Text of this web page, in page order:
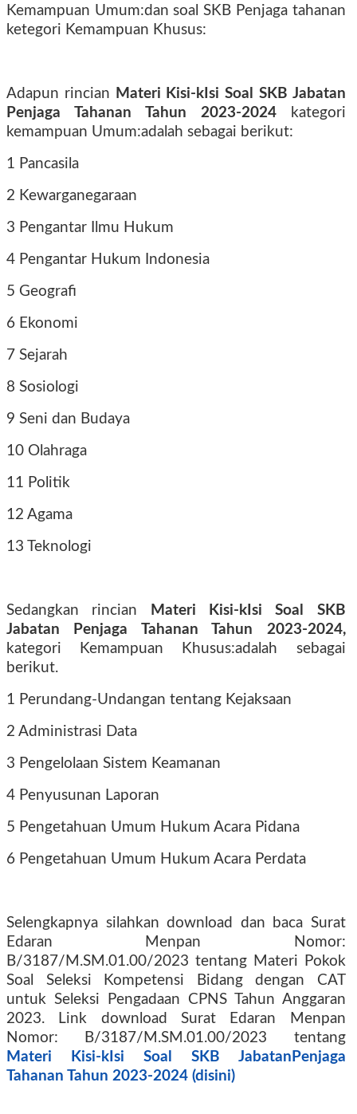
Kemampuan Umum:dan soal SKB Penjaga tahanan
ketegori Kemampuan Khusus:
Adapun rincian Materi Kisi-kIsi Soal SKB Jabatan
Penjaga Tahanan Tahun 2023-2024
kategori
kemampuan Umum:adalah sebagai berikut:
1 Pancasila
2 Kewarganegaraan
3 Pengantar Ilmu Hukum
4 Pengantar Hukum Indonesia
5 Geografi
6 Ekonomi
7 Sejarah
8 Sosiologi
9 Seni dan Budaya
10 Olahraga
11 Politik
12 Agama
13 Teknologi
Sedangkan rincian
Materi Kisi-kIsi Soal SKB
Jabatan Penjaga Tahanan Tahun 2023-2024,
kategori Kemampuan Khusus:adalah sebagai
berikut.
1 Perundang-Undangan tentang Kejaksaan
2 Administrasi Data
3 Pengelolaan Sistem Keamanan
4 Penyusunan Laporan
5 Pengetahuan Umum Hukum Acara Pidana
6 Pengetahuan Umum Hukum Acara Perdata
Selengkapnya silahkan download dan baca Surat
Edaran Menpan Nomor:
B/3187/M.SM.01.00/2023 tentang Materi Pokok
Soal Seleksi Kompetensi Bidang dengan CAT
untuk Seleksi Pengadaan CPNS Tahun Anggaran
2023. Link download Surat Edaran Menpan
Nomor: B/3187/M.SM.01.00/2023 tentang
Materi Kisi-kIsi Soal SKB JabatanPenjaga
Tahanan Tahun 2023-2024 (disini)